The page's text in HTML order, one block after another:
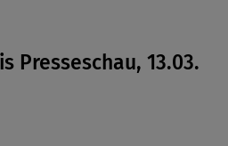
Presseschau, 13.03.